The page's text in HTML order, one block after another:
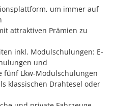
um immer auf
attraktiven Prämien zu
inkl. Modulschulungen: E-
und
fünf Lkw-Modulschulungen
klassischen Drahtesel oder